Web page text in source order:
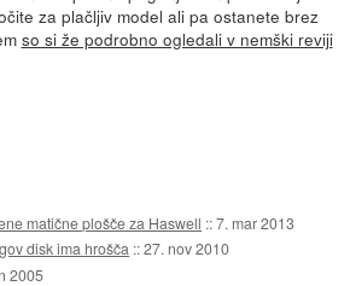
za plačljiv model ali pa ostanete brez
so si že podrobno ogledali v nemški reviji
matične plošče za Haswell ::7. mar 2013
disk ima hrošča ::27. nov 2010
2005